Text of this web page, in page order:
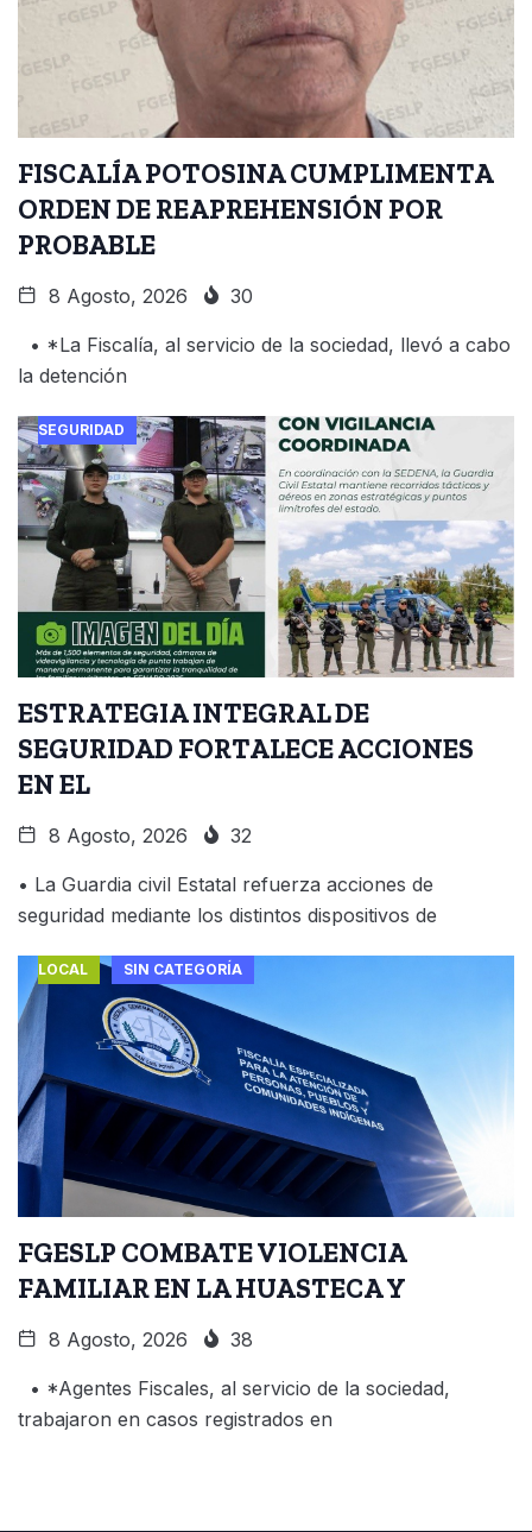
FISCALÍA POTOSINA CUMPLIMENTA
ORDEN DE REAPREHENSIÓN POR
PROBABLE
8 Agosto, 2026 30
• *La Fiscalía, al servicio de la sociedad, llevó a cabo
la detención
SEGURIDAD
ESTRATEGIA INTEGRAL DE
SEGURIDAD FORTALECE ACCIONES
EN EL
8 Agosto, 2026 32
• ⁠La Guardia civil Estatal refuerza acciones de
seguridad mediante los distintos dispositivos de
LOCAL SIN CATEGORÍA
FGESLP COMBATE VIOLENCIA
FAMILIAR EN LA HUASTECA Y
8 Agosto, 2026 38
• *Agentes Fiscales, al servicio de la sociedad,
trabajaron en casos registrados en